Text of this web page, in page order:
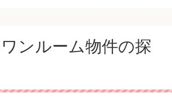
ンルーム物件の探